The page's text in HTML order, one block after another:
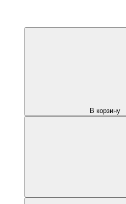
В корзину